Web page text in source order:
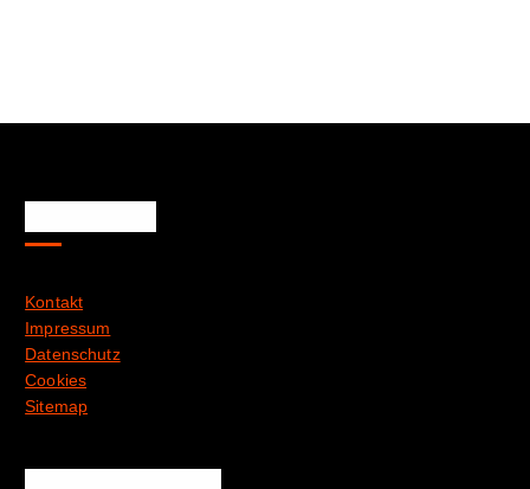
Kontakt
Impressum
Datenschutz
Cookies
Sitemap